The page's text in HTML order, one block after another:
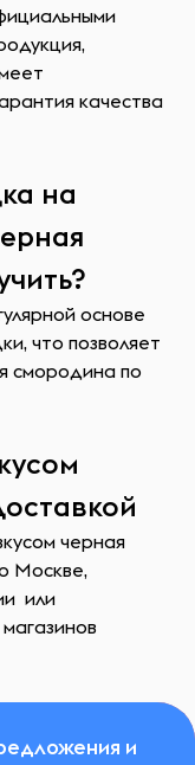
качества
на
основе
что позволяет
смородина по
черная
Москве,
или
и